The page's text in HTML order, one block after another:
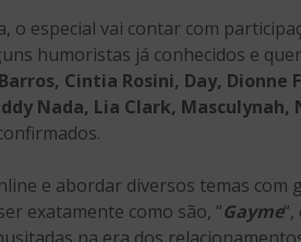
o especial vai contar com
humoristas já conhecidos e
Cintia Rosini, Day, Dionne
Nada, Lia Clark, Masculynah,
e abordar diversos temas com
exatamente como são, “Gayme